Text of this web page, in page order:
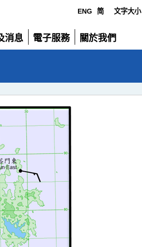
ENG 简 文字大小
消息
電子服務
展
關於我們
展